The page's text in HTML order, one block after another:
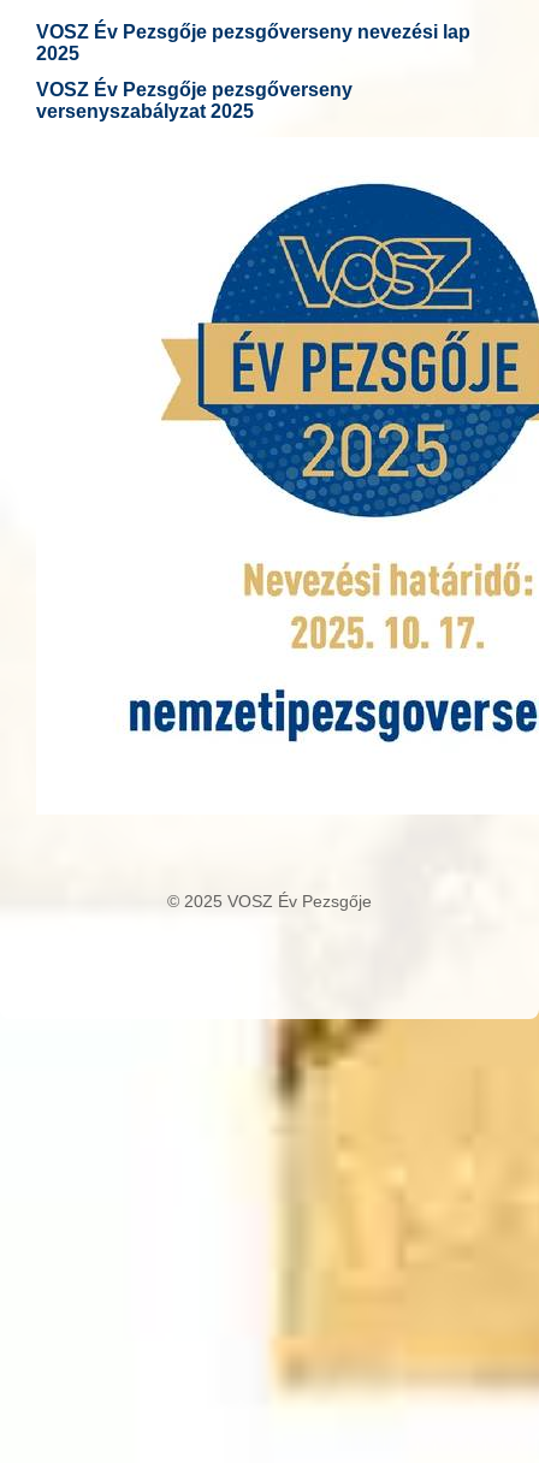
VOSZ Év Pezsgője pezsgőverseny nevezési lap
2025
VOSZ Év Pezsgője pezsgőverseny
versenyszabályzat 2025
© 2025 VOSZ Év Pezsgője